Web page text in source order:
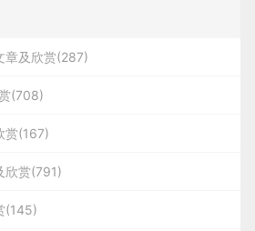
章及欣赏(287)
(708)
赏(167)
欣赏(791)
(145)